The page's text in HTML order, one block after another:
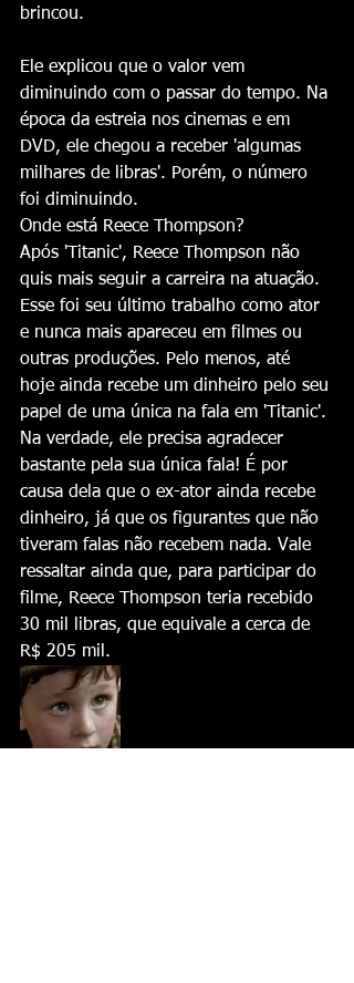
brincou.
Ele explicou que o valor vem
diminuindo com o passar do tempo. Na
época da estreia nos cinemas e em
DVD, ele chegou a receber 'algumas
milhares de libras'. Porém, o número
foi diminuindo.
Onde está Reece Thompson?
Após 'Titanic', Reece Thompson não
quis mais seguir a carreira na atuação.
Esse foi seu último trabalho como ator
e nunca mais apareceu em filmes ou
outras produções. Pelo menos, até
hoje ainda recebe um dinheiro pelo seu
papel de uma única na fala em 'Titanic'.
Na verdade, ele precisa agradecer
bastante pela sua única fala! É por
causa dela que o ex-ator ainda recebe
dinheiro, já que os figurantes que não
tiveram falas não recebem nada. Vale
ressaltar ainda que, para participar do
filme, Reece Thompson teria recebido
30 mil libras, que equivale a cerca de
R$ 205 mil.